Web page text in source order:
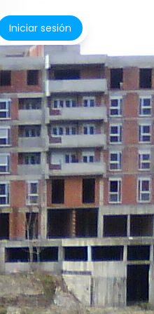
Iniciar sesión